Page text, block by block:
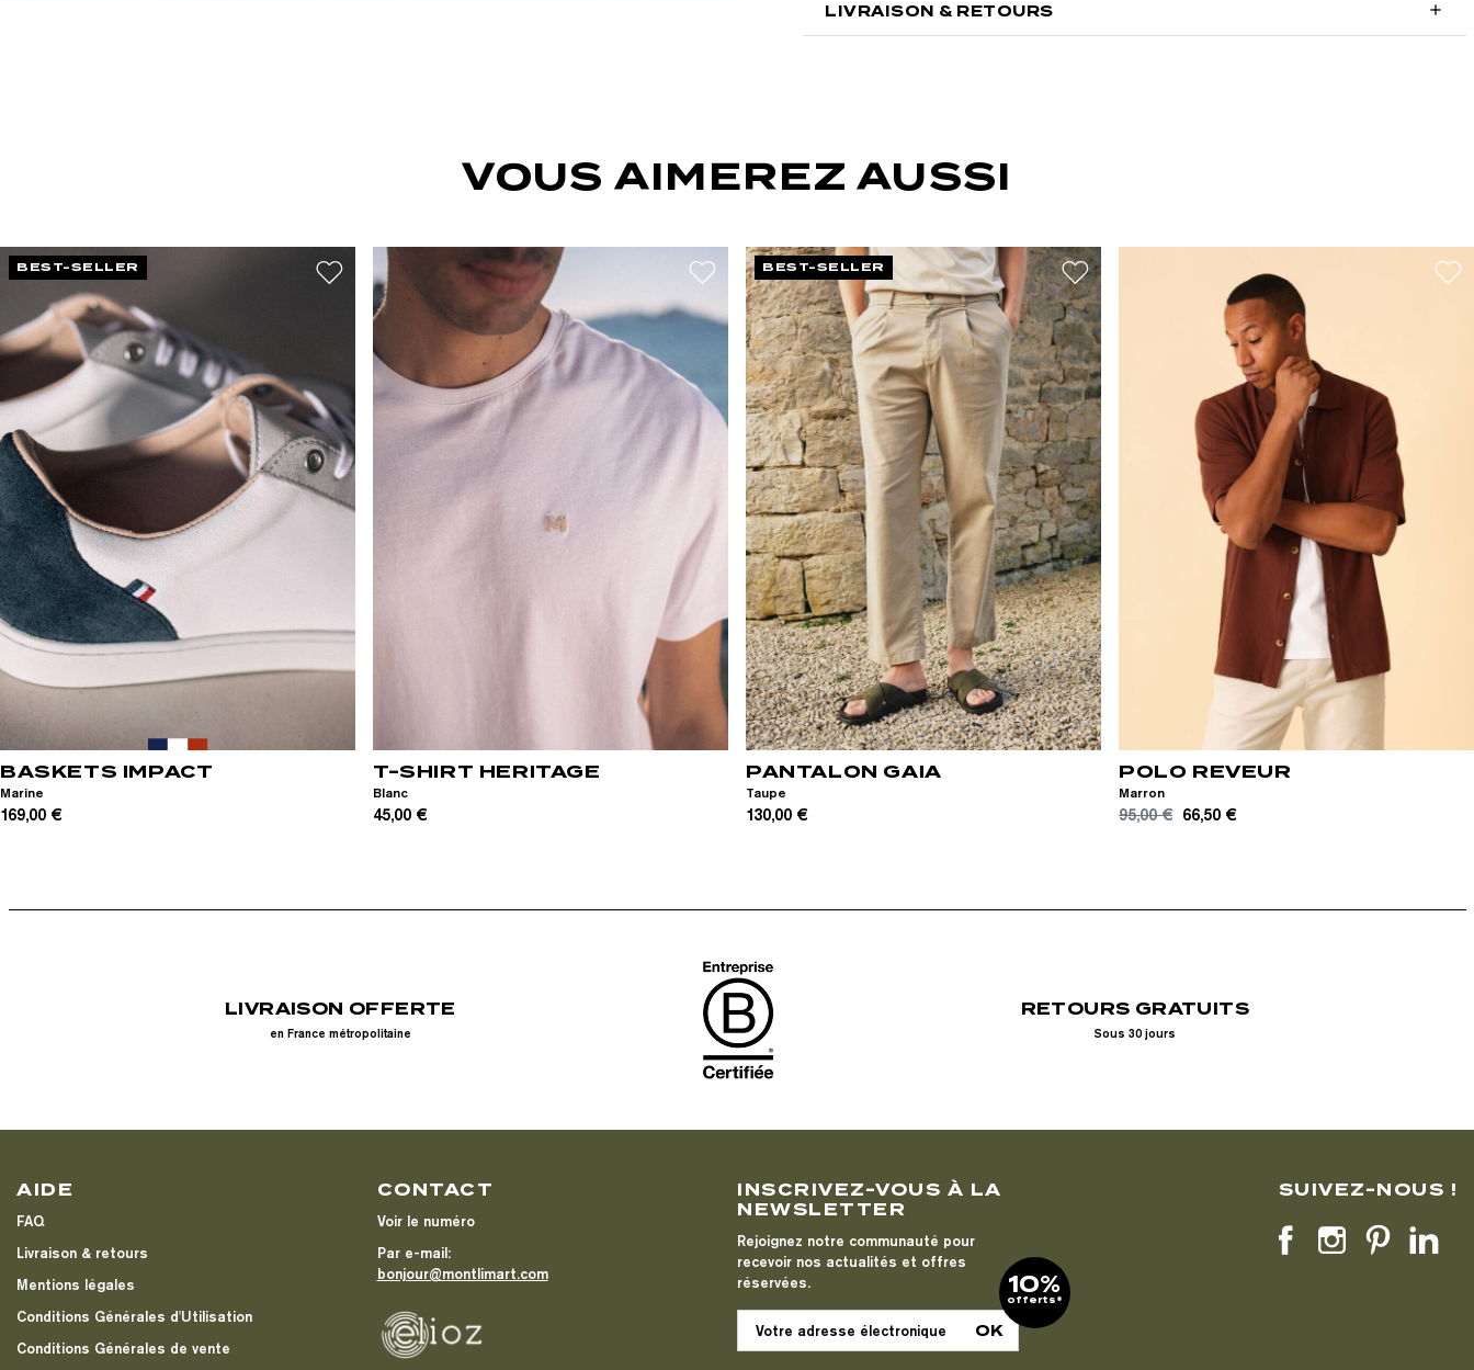
LIVRAISON & RETOURS 
VOUS AIMEREZ AUSSI
BEST-SELLER
BASKETS IMPACT
Marine
169,00 €
39 40 41 42 43
44
T-SHIRT HERITAGE
Blanc
45,00 €
BEST-SELLER
PANTALON GAIA
Taupe
130,00 €
28 30 32 34 36
POLO REVEUR
Marron
95,00 € 66,50 €
M XXL
LIVRAISON OFFERTE
en France métropolitaine
RETOURS GRATUITS
Sous 30 jours
AIDE
FAQ
Livraison & retours
Mentions légales
Conditions Générales d'Utilisation
Conditions Générales de vente
CONTACT
Voir le numéro
Par e-mail:
bonjour@montlimart.com
INSCRIVEZ-VOUS À LA
NEWSLETTER
Rejoignez notre communauté pour
recevoir nos actualités et offres
réservées.
10%
offerts*
SUIVEZ-NOUS !